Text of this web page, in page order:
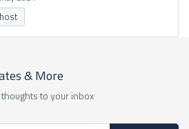
& More
to your inbox